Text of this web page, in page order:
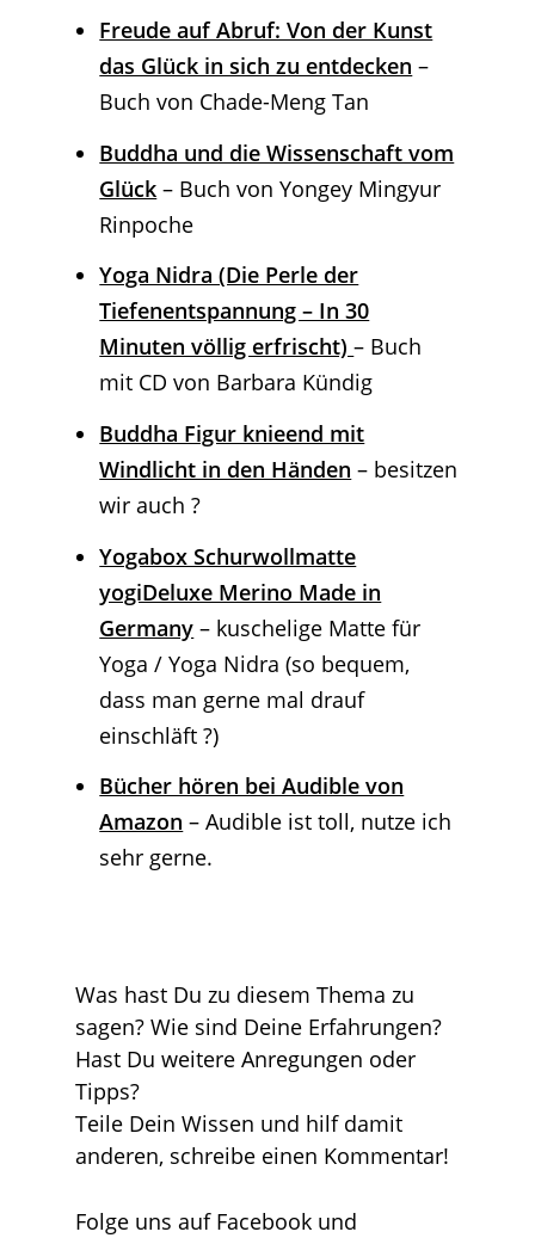
Freude auf Abruf: Von der Kunst
das Glück in sich zu entdecken –
Buch von Chade-Meng Tan
Buddha und die Wissenschaft vom
Glück – Buch von Yongey Mingyur
Rinpoche
Yoga Nidra (Die Perle der
Tiefenentspannung – In 30
Minuten völlig erfrischt)– Buch
mit CD von Barbara Kündig
Buddha Figur knieend mit
Windlicht in den Händen – besitzen
wir auch ?
Yogabox Schurwollmatte
yogiDeluxe Merino Made in
Germany – kuschelige Matte für
Yoga / Yoga Nidra (so bequem,
dass man gerne mal drauf
einschläft ?)
Bücher hören bei Audible von
Amazon – Audible ist toll, nutze ich
sehr gerne.
Was hast Du zu diesem Thema zu
sagen? Wie sind Deine Erfahrungen?
Hast Du weitere Anregungen oder
Tipps?
Teile Dein Wissen und hilf damit
anderen, schreibe einen Kommentar!
Folge uns auf Facebook und